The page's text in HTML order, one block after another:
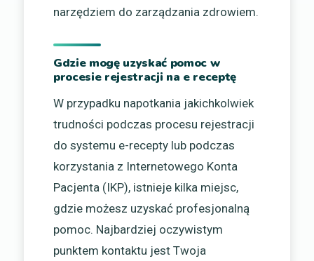
narzędziem do zarządzania zdrowiem.
Gdzie mogę uzyskać pomoc w
procesie rejestracji na e receptę
W przypadku napotkania jakichkolwiek
trudności podczas procesu rejestracji
do systemu e-recepty lub podczas
korzystania z Internetowego Konta
Pacjenta (IKP), istnieje kilka miejsc,
gdzie możesz uzyskać profesjonalną
pomoc. Najbardziej oczywistym
punktem kontaktu jest Twoja